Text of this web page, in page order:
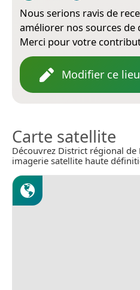
Nous serions ravis de
améliorer nos sources de
Merci pour votre
Modifier ce lieu
Carte satellite
Découvrez District régional de
imagerie satellite haute